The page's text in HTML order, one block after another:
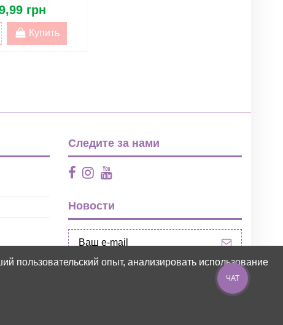
грн
Купить
Следите за нами
Новости
пользовательский опыт, анализировать использование
ЧАТ